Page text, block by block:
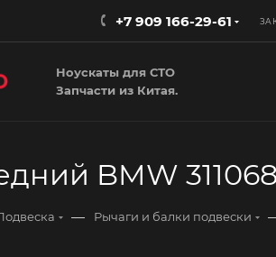
+7 909 166-29-61
Ноускаты для СТО
Запчасти из Китая.
BMW
— Рычаги и балки подвески